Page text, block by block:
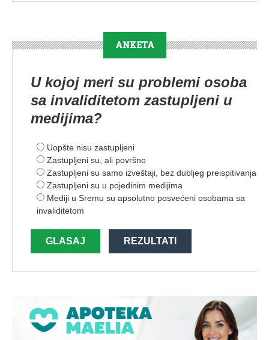
ANKETA
U kojoj meri su problemi osoba
sa invaliditetom zastupljeni u
medijima?
Uopšte nisu zastupljeni
Zastupljeni su, ali površno
Zastupljeni su samo izveštaji, bez dubljeg preispitivanja
Zastupljeni su u pojedinim medijima
Mediji u Sremu su apsolutno posvećeni osobama sa
invaliditetom
GLASAJ REZULTATI